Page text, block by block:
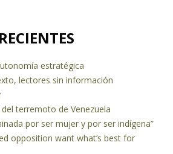
estratégica
lectores sin información
terremoto de Venezuela
por ser mujer y por ser indígena”
opposition want what’s best for